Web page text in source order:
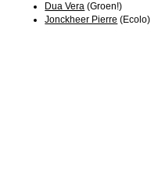
Dua Vera (Groen!)
Jonckheer Pierre (Ecolo)